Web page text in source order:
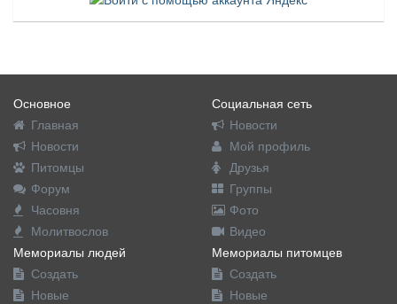
Основное
Главная
Новости
Питомцы
Форум
Часовня
Молитвослов
Социальная сеть
Новости
Мой профиль
Друзья
Группы
Фото
Видео
Мемориалы людей
Создать
Новые
Мемориалы питомцев
Создать
Новые